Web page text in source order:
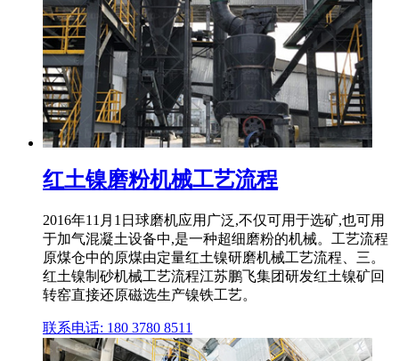
红土镍磨粉机械工艺流程
2016年11月1日球磨机应用广泛,不仅可用于选矿,也可用
于加气混凝土设备中,是一种超细磨粉的机械。工艺流程
原煤仓中的原煤由定量红土镍研磨机械工艺流程、三。
红土镍制砂机械工艺流程江苏鹏飞集团研发红土镍矿回
转窑直接还原磁选生产镍铁工艺。
联系电话: 180 3780 8511